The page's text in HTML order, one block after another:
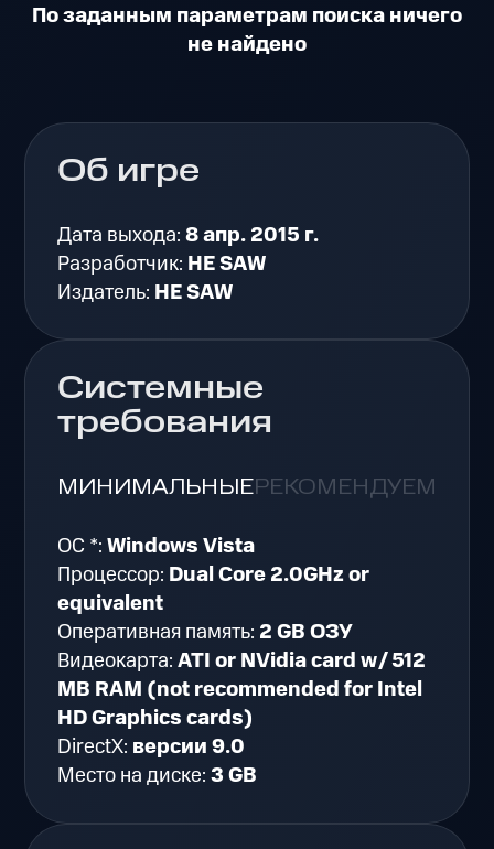
По заданным параметрам поиска ничего
не найдено
Об игре
Дата выхода:8 апр. 2015 г.
Разработчик: HE SAW
Издатель: HE SAW
Системные
требования
МИНИМАЛЬНЫЕРЕКОМЕНДУЕМЫЕ
ОС *:Windows Vista
Процессор: Dual Core 2.0GHz or
equivalent
Оперативная память: 2 GB ОЗУ
Видеокарта:ATI or NVidia card w/ 512
MB RAM (not recommended for Intel
HD Graphics cards)
DirectX: версии 9.0
Место на диске:3 GB